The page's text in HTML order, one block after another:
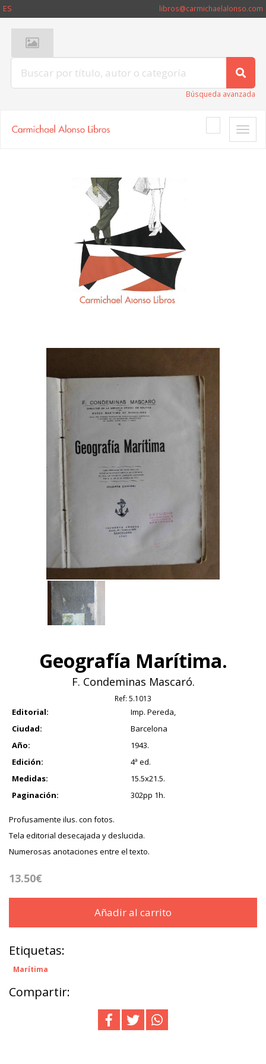
ES libros@carmichaelalonso.com
Búsqueda avanzada
Toggle
Geografía Marítima.
F. Condeminas Mascaró.
Ref: 5.1013
Editorial:
Imp. Pereda,
Ciudad:
Barcelona
Año:
1943.
Edición:
4ª ed.
Medidas:
15.5x21.5.
Paginación:
302pp 1h.
Profusamente ilus. con fotos.
Tela editorial desecajada y deslucida.
Numerosas anotaciones entre el texto.
13.50€
Añadir al carrito
Etiquetas:
Marítima
Compartir: